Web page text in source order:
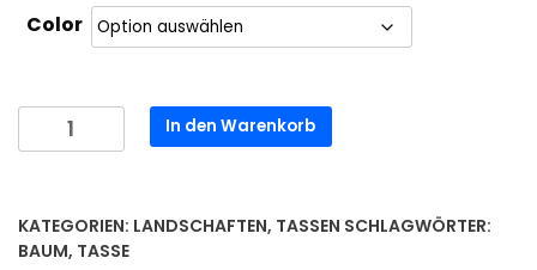
Color
Tasse
-
Menge
In den Warenkorb
KATEGORIEN: LANDSCHAFTEN, TASSEN SCHLAGWÖRTER:
BAUM, TASSE